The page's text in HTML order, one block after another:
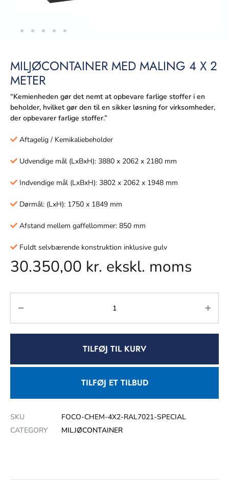
MILJØCONTAINER MED MALING 4 X 2
METER
“Kemienheden gør det nemt at opbevare farlige stoffer i en
beholder, hvilket gør den til en sikker løsning for virksomheder,
der opbevarer farlige stoffer.”
Aftagelig / Kemikaliebeholder
Udvendige mål (LxBxH): 3880 x 2062 x 2180 mm
Indvendige mål (LxBxH): 3802 x 2062 x 1948 mm
Dørmål: (LxH): 1750 x 1849 mm
Afstand mellem gaffellommer: 850 mm
Fuldt selvbærende konstruktion inklusive gulv
30.350,00 kr. ekskl. moms
TILFØJ TIL KURV
TILFØJ ET TILBUD
SKU
FOCO-CHEM-4X2-RAL7021-SPECIAL
CATEGORY
MILJØCONTAINER